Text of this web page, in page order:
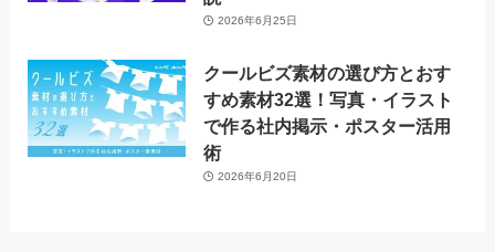
2026年6月25日
クールビズ素材の選び方とおす
すめ素材32選！写真・イラスト
で作る社内掲示・ポスター活用
術
2026年6月20日